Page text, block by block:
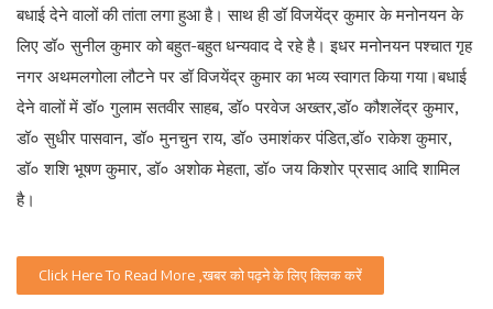
बधाई देने वालों की तांता लगा हुआ है। साथ ही डॉ विजयेंद्र कुमार के मनोनयन के
लिए डॉ० सुनील कुमार को बहुत-बहुत धन्यवाद दे रहे है। इधर मनोनयन पश्चात गृह
नगर अथमलगोला लौटने पर डॉ विजयेंद्र कुमार का भव्य स्वागत किया गया।बधाई
देने वालों में डॉ० गुलाम सतवीर साहब, डॉ० परवेज अख्तर,डॉ० कौशलेंद्र कुमार,
डॉ० सुधीर पासवान, डॉ० मुनचुन राय, डॉ० उमाशंकर पंडित,डॉ० राकेश कुमार,
डॉ० शशि भूषण कुमार, डॉ० अशोक मेहता, डॉ० जय किशोर प्रसाद आदि शामिल
है।
Click Here To Read More ,खबर को पढ़ने के लिए क्लिक करें